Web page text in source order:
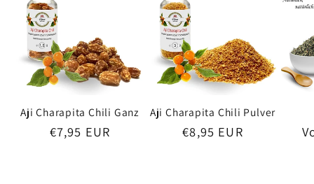
Aji Charapita Chili Ganz
Normaler
€7,95 EUR
Aji Charapita Chili Pulver
Normaler
€8,95 EUR